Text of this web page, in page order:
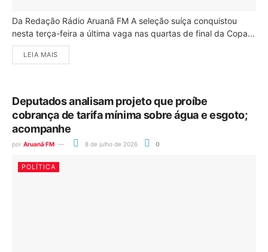
Da Redação Rádio Aruanã FM A seleção suíça conquistou
nesta terça-feira a última vaga nas quartas de final da Copa...
LEIA MAIS
Deputados analisam projeto que proíbe
cobrança de tarifa mínima sobre água e esgoto;
acompanhe
por Aruanã FM 8 de julho de 2026 0
POLÍTICA